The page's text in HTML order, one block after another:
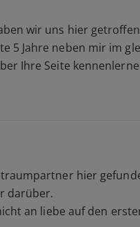
wir uns hier
5 Jahre neben mir im
Ihre Seite
hier
darüber.
an liebe auf den